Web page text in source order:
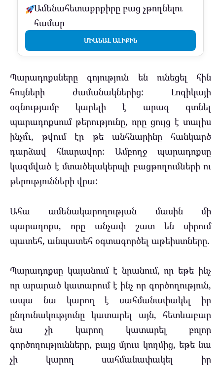
Ամենահետաքրքիրը բաց չթողնելու
համար
ՄԻԱՆԱԼ ԱԼԻՔԻՆ
Պարադոքսները գոյություն են ունեցել հին
հույների ժամանակներից: Լոգիկայի
օգնությամբ կարելի է արագ գտնել
պարադոքսում թերությունը, որը ցույց է տալիս
ինչո՞ւ, թվում էր թե անհնարինը հանկարծ
դարձավ հնարավոր: Ամբողջ պարադոքսը
կազմված է մտածելակերպի բացթողումների ու
թերությունների վրա:
Ահա ամենակարողության մասին մի
պարադոքս, որը անչափ շատ են սիրում
պատեհ, անպատեհ օգտագործել աթեիստները.
Պարադոքսը կայանում է նրանում, որ եթե ինչ
որ արարած կատարում է ինչ որ գործողություն,
ապա նա կարող է սահմանափակել իր
ընդունակությունը կատարել այն, հետևաբար
նա չի կարող կատարել բոլոր
գործողությունները, բայց մյուս կողմից, եթե նա
չի կարող սահմանափակել իր